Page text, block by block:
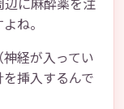
ね。
経が入ってい
挿入するんで